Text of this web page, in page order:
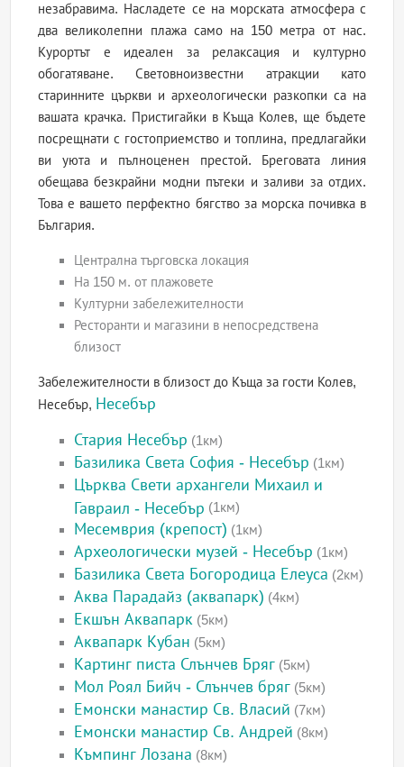
незабравима. Насладете се на морската атмосфера с
два великолепни плажа само на 150 метра от нас.
Курортът е идеален за релаксация и културно
обогатяване. Световноизвестни атракции като
старинните църкви и археологически разкопки са на
вашата крачка. Пристигайки в Къща Колев, ще бъдете
посрещнати с гостоприемство и топлина, предлагайки
ви уюта и пълноценен престой. Бреговата линия
обещава безкрайни модни пътеки и заливи за отдих.
Това е вашето перфектно бягство за морска почивка в
България.
Централна търговска локация
На 150 м. от плажовете
Културни забележителности
Ресторанти и магазини в непосредствена
близост
Забележителности в близост до Къща за гости Колев,
Несебър, Несебър
Стария Несебър (1км)
Базилика Света София - Несебър (1км)
Църква Свети архангели Михаил и
Гавраил - Несебър (1км)
Месемврия (крепост) (1км)
Археологически музей - Несебър (1км)
Базилика Света Богородица Елеуса (2км)
Аква Парадайз (аквапарк) (4км)
Екшън Аквапарк (5км)
Аквапарк Кубан (5км)
Картинг писта Слънчев Бряг (5км)
Мол Роял Бийч - Слънчев бряг (5км)
Емонски манастир Св. Власий (7км)
Емонски манастир Св. Андрей (8км)
Къмпинг Лозана (8км)